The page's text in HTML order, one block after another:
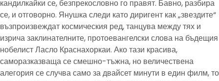
кандилкайки се, безпрекословно го правят. Бавно, разбира
се, и отговорно. Янушка следи като диригент как „звездите“
възпроизвеждат космическия ред, танцува между тях и
изрича заклинателните, протоевангелски слова на бъдещия
нобелист Ласло Краснахоркаи. Ако тази красива,
саморазказваща се смешно-тъжна, но величествена
алегория се случва само за двайсет минути в един филм, то